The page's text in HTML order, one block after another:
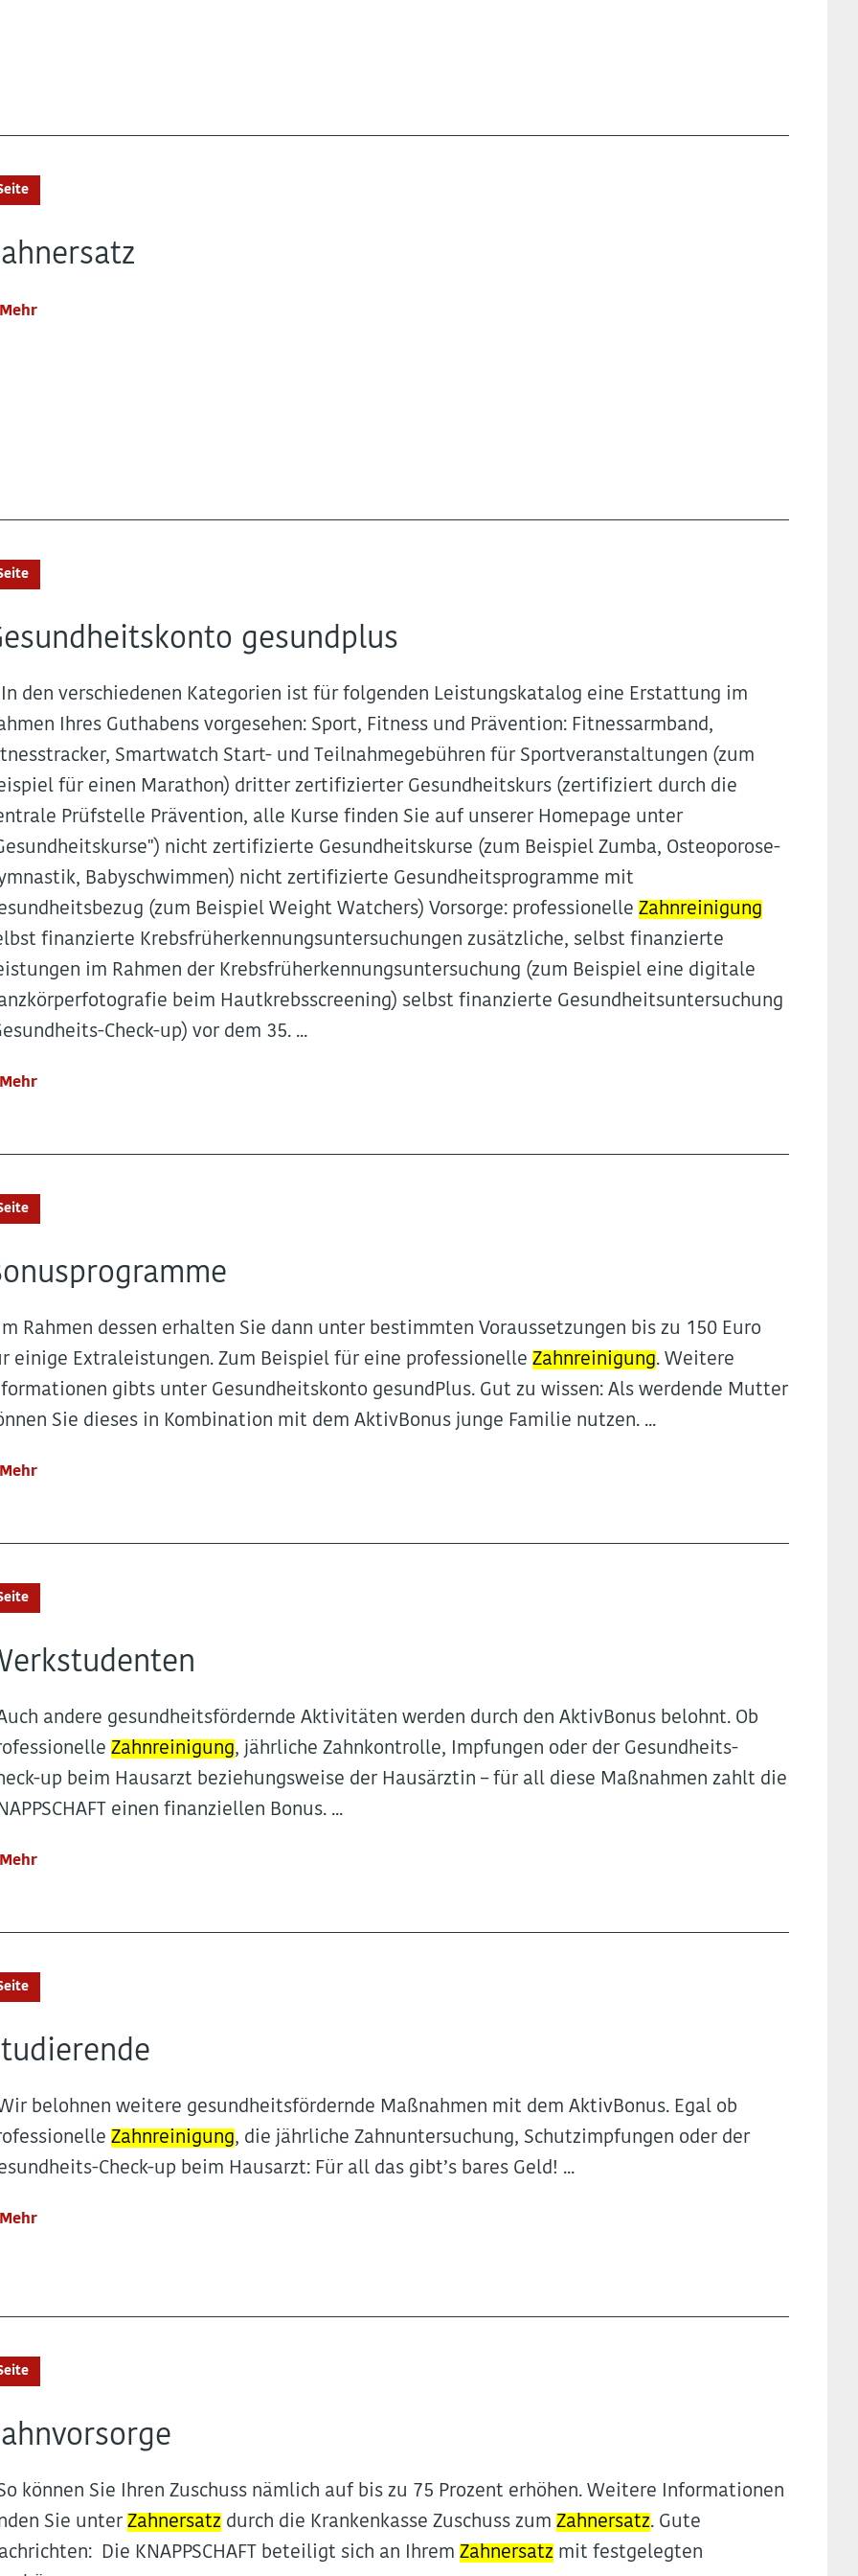
Mehr
gesundplus
In den verschiedenen Kategorien ist für folgenden Leistungskatalog eine Erstattung im
Ihres Guthabens vorgesehen: Sport, Fitness und Prävention: Fitnessarmband,
Smartwatch Start- und Teilnahmegebühren für Sportveranstaltungen (zum
für einen Marathon) dritter zertifizierter Gesundheitskurs (zertifiziert durch die
Prüfstelle Prävention, alle Kurse finden Sie auf unserer Homepage unter
nicht zertifizierte Gesundheitskurse (zum Beispiel Zumba, Osteoporose-
Babyschwimmen) nicht zertifizierte Gesundheitsprogramme mit
(zum Beispiel Weight Watchers) Vorsorge: professionelle Zahnreinigung
finanzierte Krebsfrüherkennungsuntersuchungen zusätzliche, selbst finanzierte
im Rahmen der Krebsfrüherkennungsuntersuchung (zum Beispiel eine digitale
beim Hautkrebsscreening) selbst finanzierte Gesundheitsuntersuchung
Check-up) vor dem 35. ...
Mehr
Rahmen dessen erhalten Sie dann unter bestimmten Voraussetzungen bis zu 150 Euro
einige Extraleistungen. Zum Beispiel für eine professionelle Zahnreinigung. Weitere
gibts unter Gesundheitskonto gesundPlus. Gut zu wissen: Als werdende Mutter
Sie dieses in Kombination mit dem AktivBonus junge Familie nutzen. ...
Mehr
andere gesundheitsfördernde Aktivitäten werden durch den AktivBonus belohnt. Ob
Zahnreinigung, jährliche Zahnkontrolle, Impfungen oder der Gesundheits-
up beim Hausarzt beziehungsweise der Hausärztin – für all diese Maßnahmen zahlt die
einen finanziellen Bonus. ...
Mehr
belohnen weitere gesundheitsfördernde Maßnahmen mit dem AktivBonus. Egal ob
Zahnreinigung, die jährliche Zahnuntersuchung, Schutzimpfungen oder der
Check-up beim Hausarzt: Für all das gibt’s bares Geld! ...
Mehr
können Sie Ihren Zuschuss nämlich auf bis zu 75 Prozent erhöhen. Weitere Informationen
Sie unter Zahnersatz durch die Krankenkasse Zuschuss zum Zahnersatz. Gute
Die KNAPPSCHAFT beteiligt sich an Ihrem Zahnersatz mit festgelegten